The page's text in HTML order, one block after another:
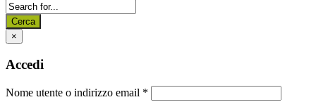
Cerca
×
Accedi
Nome utente o indirizzo email *